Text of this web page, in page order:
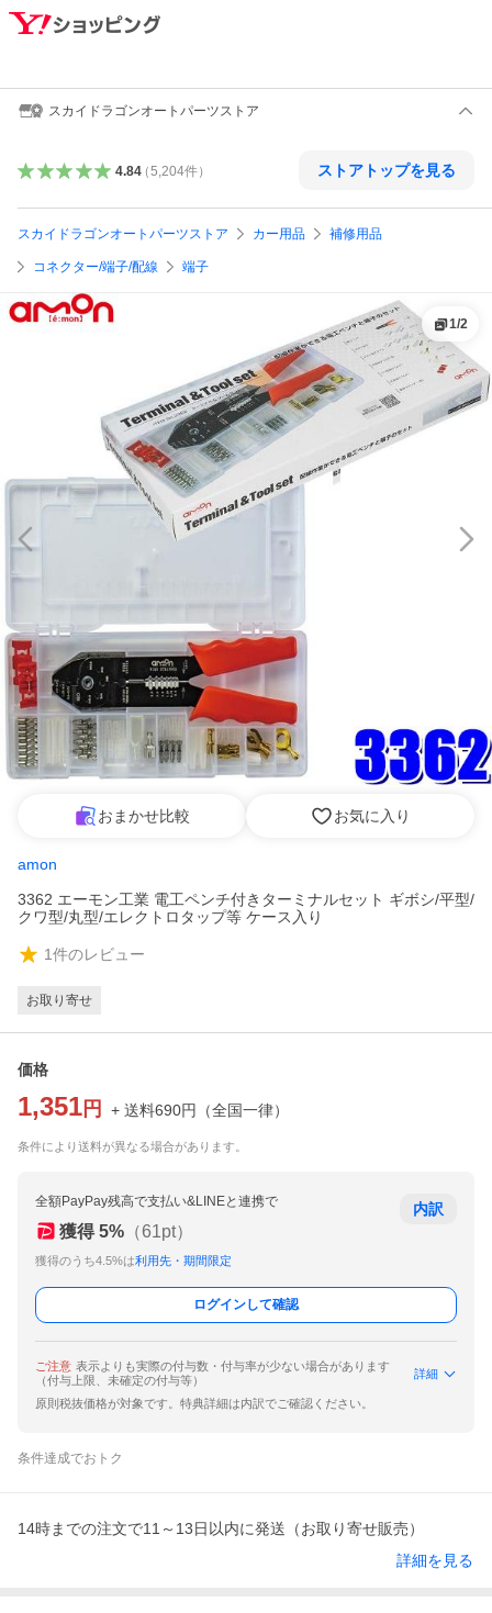
スカイドラゴンオートパーツストア
4.84（5,204件） ストアトップを見る
スカイドラゴンオートパーツストア カー用品 補修用品
コネクター/端子/配線 端子
1/2
おまかせ比較 お気に入り
amon
3362 エーモン工業 電工ペンチ付きターミナルセット ギボシ/平型/
クワ型/丸型/エレクトロタップ等 ケース入り
1件のレビュー
お取り寄せ
価格
1,351 円 + 送料690円 （全国一律）
条件により送料が異なる場合があります。
全額PayPay残高で支払い&LINEと連携で
獲得 5% （61pt）
獲得のうち4.5%は利用先・期間限定
内訳
ログインして確認
ご注意 表示よりも実際の付与数・付与率が少ない場合があります
（付与上限、未確定の付与等）
詳細
原則税抜価格が対象です。特典詳細は内訳でご確認ください。
条件達成でおトク
14時までの注文で11～13日以内に発送（お取り寄せ販売）
詳細を見る